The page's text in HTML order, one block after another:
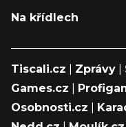
Na křídlech
Tiscali.cz Zprávy
Games.cz
Osobnosti.cz